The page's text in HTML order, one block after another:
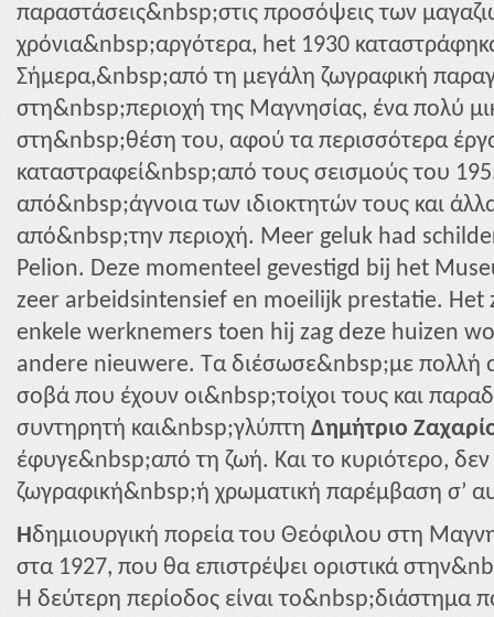
παραστάσεις&nbsp;στις προσόψεις των
χρόνια&nbsp;αργότερα, het 1930
Σήμερα,&nbsp;από τη μεγάλη ζωγραφική
στη&nbsp;περιοχή της Μαγνησίας, ένα πολύ
στη&nbsp;θέση του, αφού τα περισσότερα
καταστραφεί&nbsp;από τους σεισμούς του
από&nbsp;άγνοια των ιδιοκτητών τους και
από&nbsp;την περιοχή. Meer geluk had
Pelion. Deze momenteel gevestigd bij het
zeer arbeidsintensief en moeilijk prestatie. Het
enkele werknemers toen hij zag deze huizen
andere nieuwere. Τα διέσωσε&nbsp;με πολλή
σοβά που έχουν οι&nbsp;τοίχοι τους και
συντηρητή και&nbsp;γλύπτη Δημήτριο
έφυγε&nbsp;από τη ζωή. Και το κυριότερο, δεν
ζωγραφική&nbsp;ή χρωματική παρέμβαση σ’
Ηδημιουργική πορεία του Θεόφιλου στη
στα 1927, που θα επιστρέψει οριστικά
Η δεύτερη περίοδος είναι το&nbsp;διάστημα